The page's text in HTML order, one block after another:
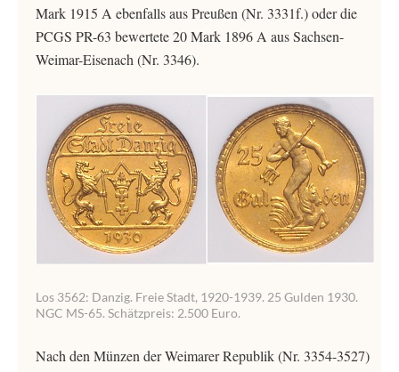
Mark 1915 A ebenfalls aus Preußen (Nr. 3331f.) oder die
PCGS PR-63 bewertete 20 Mark 1896 A aus Sachsen-
Weimar-Eisenach (Nr. 3346).
Los 3562: Danzig. Freie Stadt, 1920-1939. 25 Gulden 1930.
NGC MS-65. Schätzpreis: 2.500 Euro.
Nach den Münzen der Weimarer Republik (Nr. 3354-3527)